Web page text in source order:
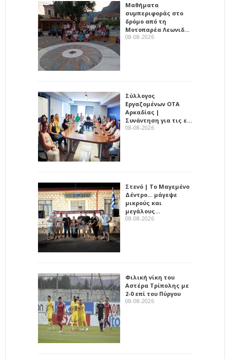
Μαθήματα
συμπεριφοράς στο
δρόμο από τη
Μοτοπαρέα Λεωνιδ…
08-08-2026
Σύλλογος
Εργαζομένων ΟΤΑ
Αρκαδίας |
Συνάντηση για τις ε…
08-08-2026
Στενό | Το Μαγεμένο
Δέντρο… μάγεψε
μικρούς και
μεγάλους…
08-08-2026
Φιλική νίκη του
Αστέρα Τρίπολης με
2-0 επί του Πύργου
08-08-2026